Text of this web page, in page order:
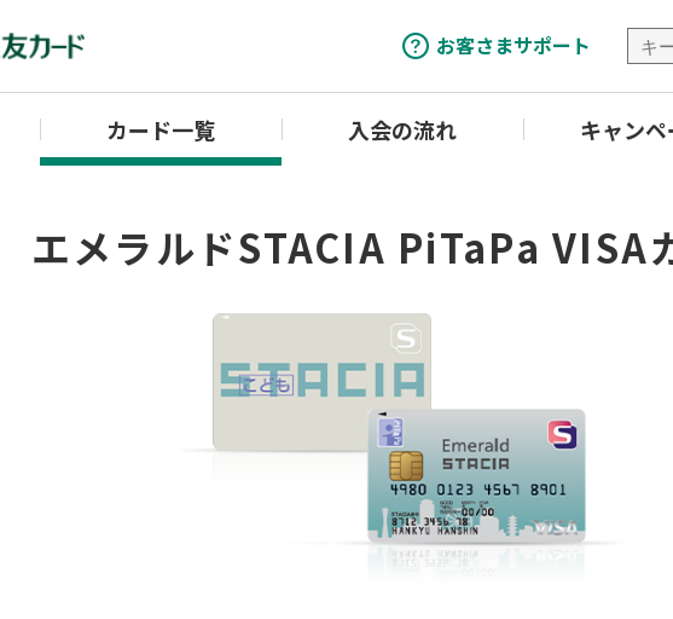
お客さまサポート
カード一覧 入会の流れ キャンペ
エメラルドSTACIA PiTaPa VISA